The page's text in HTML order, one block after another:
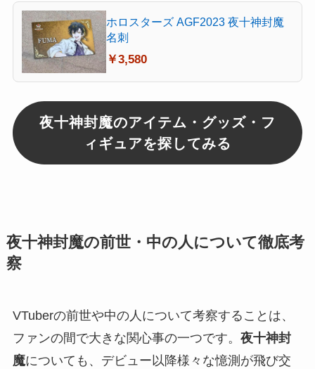
ホロスターズ AGF2023 夜十神封魔
名刺
￥3,580
夜十神封魔のアイテム・グッズ・フ
ィギュアを探してみる
夜十神封魔の前世・中の人について徹底考
察
VTuberの前世や中の人について考察することは、
ファンの間で大きな関心事の一つです。 夜十神封
魔についても、デビュー以降様々な憶測が飛び交